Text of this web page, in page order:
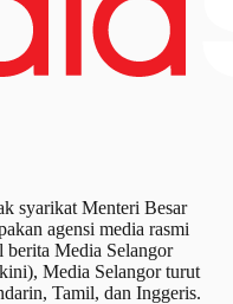
syarikat Menteri Besar
agensi media rasmi
berita Media Selangor
Media Selangor turut
Tamil, dan Inggeris.